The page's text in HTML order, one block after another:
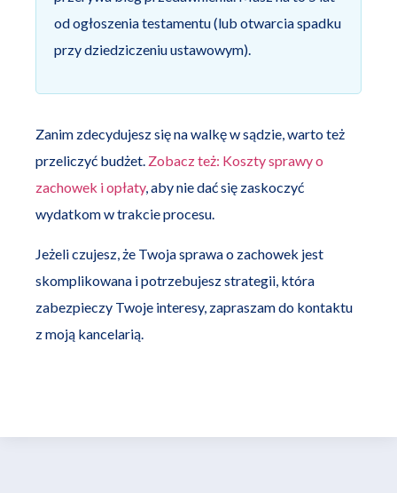
od ogłoszenia testamentu (lub otwarcia spadku
przy dziedziczeniu ustawowym).
Zanim zdecydujesz się na walkę w sądzie, warto też
przeliczyć budżet. Zobacz też: Koszty sprawy o
zachowek i opłaty, aby nie dać się zaskoczyć
wydatkom w trakcie procesu.
Jeżeli czujesz, że Twoja sprawa o zachowek jest
skomplikowana i potrzebujesz strategii, która
zabezpieczy Twoje interesy, zapraszam do kontaktu
z moją kancelarią.